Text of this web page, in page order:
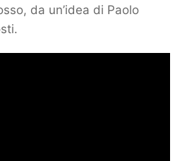
da un’idea di Paolo